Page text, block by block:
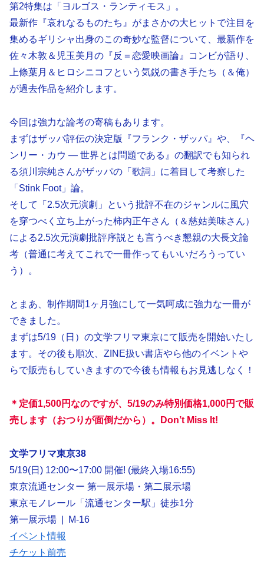
第2特集は「ヨルゴス・ランティモス」。
最新作『哀れなるものたち』がまさかの大ヒットで注目を
集めるギリシャ出身のこの奇妙な監督について、最新作を
佐々木敦＆児玉美月の『反＝恋愛映画論』コンビが語り、
上條葉月＆ヒロシニコフという気鋭の書き手たち（＆俺）
が過去作品を紹介します。
今回は強力な論考の寄稿もあります。
まずはザッパ評伝の決定版『フランク・ザッパ』や、『ヘ
ンリー・カウ ― 世界とは問題である』の翻訳でも知られ
る須川宗純さんがザッパの「歌詞」に着目して考察した
「Stink Foot」論。
そして「2.5次元演劇」という批評不在のジャンルに風穴
を穿つべく立ち上がった柿内正午さん（＆慈姑美味さん）
による2.5次元演劇批評序説とも言うべき懇親の大長文論
考（普通に考えてこれで一冊作ってもいいだろうってい
う）。
とまあ、制作期間1ヶ月強にして一気呵成に強力な一冊が
できました。
まずは5/19（日）の文学フリマ東京にて販売を開始いたし
ます。その後も順次、ZINE扱い書店やら他のイベントや
らで販売もしていきますので今後も情報もお見逃しなく！
＊定価1,500円なのですが、5/19のみ特別価格1,000円で販
売します（おつりが面倒だから）。Don’t Miss It!
文学フリマ東京38
5/19(日) 12:00〜17:00 開催! (最終入場16:55)
東京流通センター 第一展示場・第二展示場
東京モノレール「流通センター駅」徒歩1分
第一展示場 | M-16
イベント情報
チケット前売